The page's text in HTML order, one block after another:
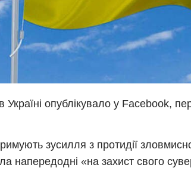
опублікувало у Facebook,
зусилля з протидії
напередодні «на захист свого